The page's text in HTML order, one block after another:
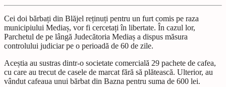
Cei doi bărbați din Blăjel reținuți pentru un furt comis pe raza
municipiului Mediaș, vor fi cercetați în libertate. În cazul lor,
Parchetul de pe lângă Judecătoria Mediaș a dispus măsura
controlului judiciar pe o perioadă de 60 de zile.
Aceștia au sustras dintr-o societate comercială 29 pachete de cafea,
cu care au trecut de casele de marcat fără să plătească. Ulterior, au
vândut cafeaua unui bărbat din Bazna pentru suma de 600 lei.